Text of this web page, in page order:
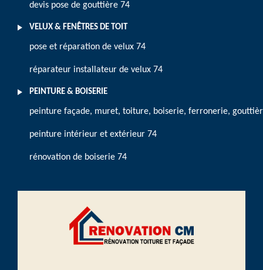
devis pose de gouttière 74
VELUX & FENÊTRES DE TOIT
pose et réparation de velux 74
réparateur installateur de velux 74
PEINTURE & BOISERIE
peinture façade, muret, toiture, boiserie, ferronerie,
peinture intérieur et extérieur 74
rénovation de boiserie 74